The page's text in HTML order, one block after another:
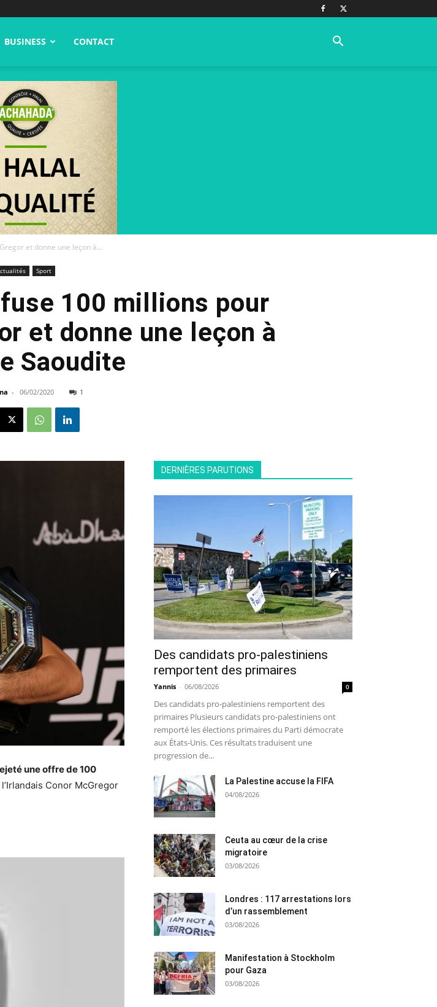
BUSINESS CONTACT
et donne une leçon à...
Sport
100 millions pour
et donne une leçon à
Saoudite
- 06/02/2020 1
une offre de 100
Conor McGregor
DERNIÈRES PARUTIONS
Des candidats pro-palestiniens
remportent des primaires
Yannis - 06/08/2026 0
Des candidats pro-palestiniens remportent des
primaires Plusieurs candidats pro-palestiniens ont
remporté les élections primaires du Parti démocrate
aux États-Unis. Ces résultats traduisent une
progression de...
La Palestine accuse la FIFA
04/08/2026
Ceuta au cœur de la crise
migratoire
03/08/2026
Londres : 117 arrestations lors
d’un rassemblement
03/08/2026
Manifestation à Stockholm
pour Gaza
03/08/2026